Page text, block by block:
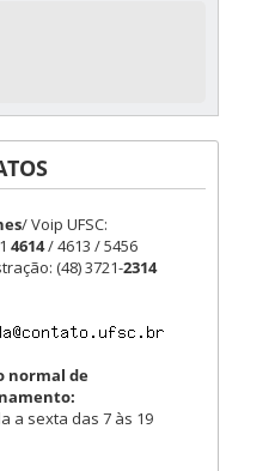
/ Voip UFSC:
4614/ 4613 / 5456
(48) 3721-2314
normal de
a sexta das 7 às 19